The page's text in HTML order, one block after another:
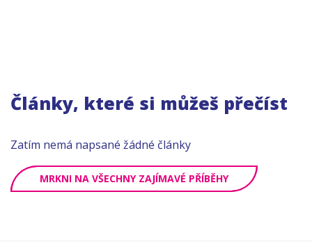
Články, které si můžeš přečíst
Zatím nemá napsané žádné články
MRKNI NA VŠECHNY ZAJÍMAVÉ PŘÍBĚHY